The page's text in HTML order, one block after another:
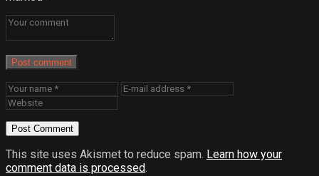
Post comment
This site uses Akismet to reduce spam. Learn how your
comment data is processed.